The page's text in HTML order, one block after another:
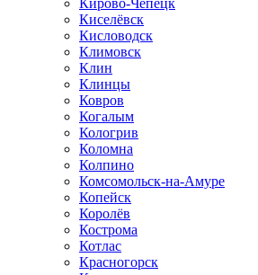
Кирово-Чепецк
Киселёвск
Кисловодск
Климовск
Клин
Клинцы
Ковров
Когалым
Кологрив
Коломна
Колпино
Комсомольск-на-Амуре
Копейск
Королёв
Кострома
Котлас
Красногорск